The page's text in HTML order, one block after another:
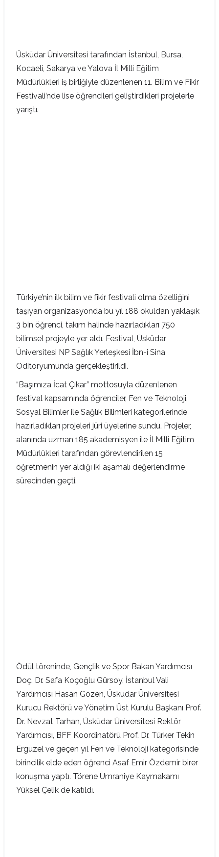
Üsküdar Üniversitesi tarafından İstanbul, Bursa,
Kocaeli, Sakarya ve Yalova İl Milli Eğitim
Müdürlükleri iş birliğiyle düzenlenen 11. Bilim ve Fikir
Festivali’nde lise öğrencileri geliştirdikleri projelerle
yarıştı.
Türkiye’nin ilk bilim ve fikir festivali olma özelliğini
taşıyan organizasyonda bu yıl 188 okuldan yaklaşık
3 bin öğrenci, takım halinde hazırladıkları 750
bilimsel projeyle yer aldı. Festival, Üsküdar
Üniversitesi NP Sağlık Yerleşkesi İbn-i Sina
Oditoryumunda gerçekleştirildi.
“Başımıza İcat Çıkar” mottosuyla düzenlenen
festival kapsamında öğrenciler, Fen ve Teknoloji,
Sosyal Bilimler ile Sağlık Bilimleri kategorilerinde
hazırladıkları projeleri jüri üyelerine sundu. Projeler,
alanında uzman 185 akademisyen ile İl Milli Eğitim
Müdürlükleri tarafından görevlendirilen 15
öğretmenin yer aldığı iki aşamalı değerlendirme
sürecinden geçti.
Ödül töreninde, Gençlik ve Spor Bakan Yardımcısı
Doç. Dr. Safa Koçoğlu Gürsoy, İstanbul Vali
Yardımcısı Hasan Gözen, Üsküdar Üniversitesi
Kurucu Rektörü ve Yönetim Üst Kurulu Başkanı Prof.
Dr. Nevzat Tarhan, Üsküdar Üniversitesi Rektör
Yardımcısı, BFF Koordinatörü Prof. Dr. Türker Tekin
Ergüzel ve geçen yıl Fen ve Teknoloji kategorisinde
birincilik elde eden öğrenci Asaf Emir Özdemir birer
konuşma yaptı. Törene Ümraniye Kaymakamı
Yüksel Çelik de katıldı.